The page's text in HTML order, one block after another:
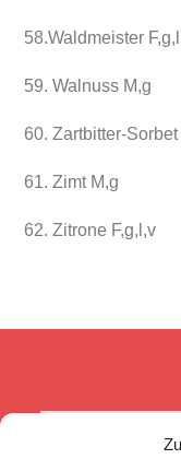
58.Waldmeister
59. Walnuss M,g
60. Zartbitter-Sorbet
61. Zimt M,g
62. Zitrone F,g,l,v
Was wir